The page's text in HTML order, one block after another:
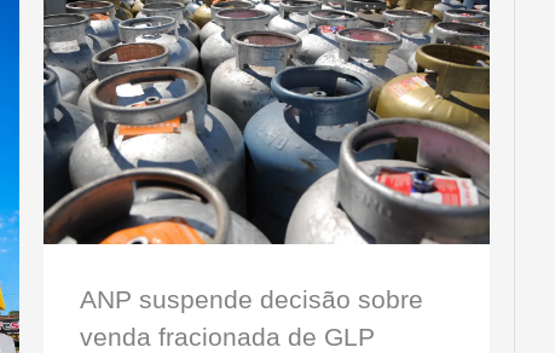
ANP suspende decisão sobre
venda fracionada de GLP